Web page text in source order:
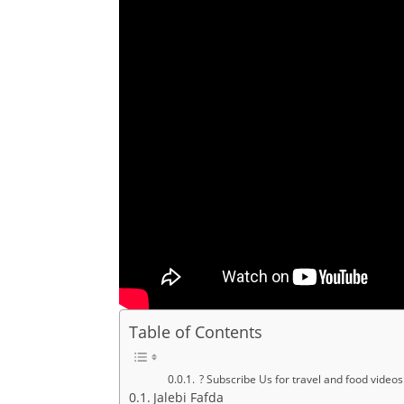
Table of Contents
? Subscribe Us for travel and food
Jalebi Fafda